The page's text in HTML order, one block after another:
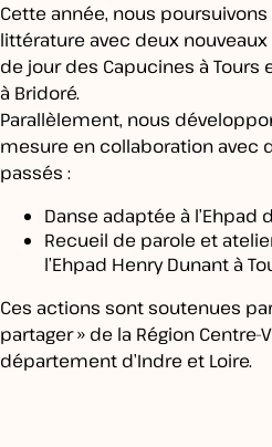
Cette année, nous
littérature avec deux nouveaux
de jour des Capucines à Tours
à Bridoré.
Parallèlement, nous
mesure en collaboration avec
passés :
Danse adaptée à l’Ehpad
Recueil de parole et
l’Ehpad Henry Dunant à
Ces actions sont soutenues
partager » de la Région Centre-
département d’Indre et Loire.